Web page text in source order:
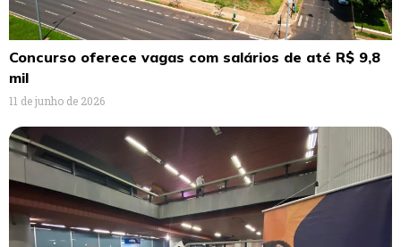
Concurso oferece vagas com salários de até R$ 9,8
mil
11 de junho de 2026